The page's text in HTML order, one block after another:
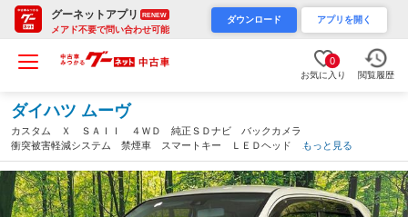
グーネットアプリ RENEW
メアド不要で問い合わせ可能
ダウンロード アプリを開く
0
お気に入り 閲覧履歴
ダイハツ ムーヴ
カスタム Ｘ ＳＡＩＩ ４ＷＤ 純正ＳＤナビ バックカメラ
衝突被害軽減システム 禁煙車 スマートキー ＬＥＤヘッド Ｅ
ＴＣ 純正１４インチアルミ オートライト オートエアコン Ｂ
ｌｕｅｔｏｏｔｈ ＣＤ ＤＶＤ再生（鳥取県）
もっと見る